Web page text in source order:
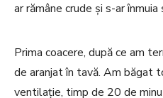
ar rămâne crude și s-ar
Prima coacere, după ce am
de aranjat în tavă. Am
ventilație, timp de 20 de